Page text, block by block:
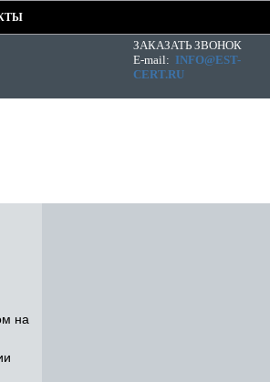
ЗАКАЗАТЬ ЗВОНОК
E-mail: INFO@EST-
CERT.RU
на